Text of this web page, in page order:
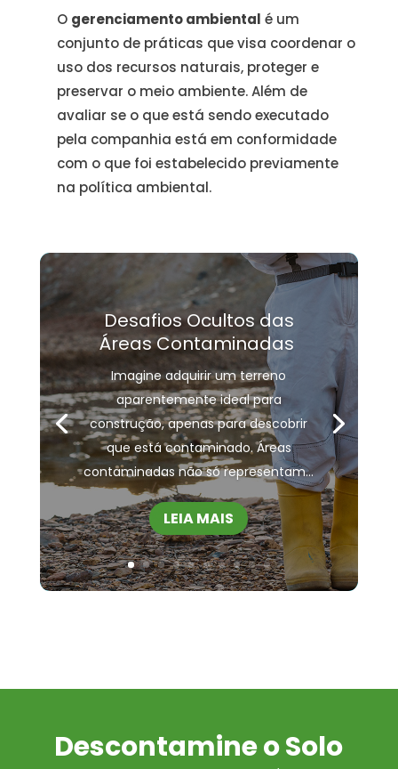
O gerenciamento ambiental é um
conjunto de práticas que visa coordenar o
uso dos recursos naturais, proteger e
preservar o meio ambiente. Além de
avaliar se o que está sendo executado
pela companhia está em conformidade
com o que foi estabelecido previamente
na política ambiental.
Desafios Ocultos das
Áreas Contaminadas
Imagine adquirir um terreno
aparentemente ideal para
construção, apenas para descobrir
que está contaminado. Áreas
contaminadas não só representam...
LEIA MAIS
Descontamine o Solo